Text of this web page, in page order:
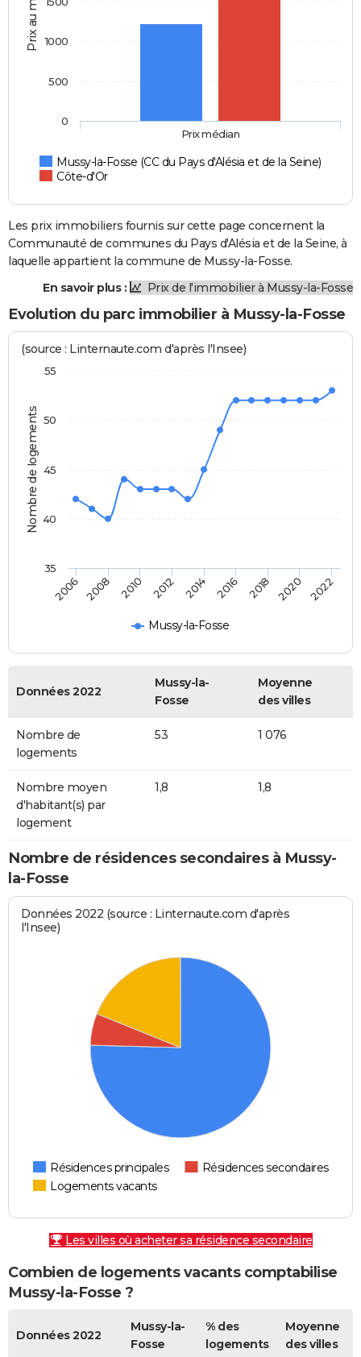
Prix au m2
Mussy-la-Fosse (CC du Pays d'Alésia et de la Seine)
Côte-d'Or
Prix médian
0
500
1000
Les prix immobiliers fournis sur cette page concernent la
Communauté de communes du Pays d'Alésia et de la Seine, à
laquelle appartient la commune de Mussy-la-Fosse.
En savoir plus :
Prix de l'immobilier à Mussy-la-Fosse
Evolution du parc immobilier à Mussy-la-Fosse
Nombre de logements
(source : Linternaute.com d'après l'Insee)
Mussy-la-Fosse
2006 2008 2010 2012 2014 2016 2018 2020 2022
35
40
45
50
55
Données 2022
Mussy-la-
Fosse
Moyenne
des villes
Nombre de
logements
53 1 076
Nombre moyen
d'habitant(s) par
logement
1,8 1,8
Nombre de résidences secondaires à Mussy-
la-Fosse
Données 2022 (source : Linternaute.com d'après
l'Insee)
Résidences principales
Résidences secondaires
Logements vacants
Les villes où acheter sa résidence secondaire
Combien de logements vacants comptabilise
Mussy-la-Fosse ?
Données 2022
Mussy-la-
Fosse
% des
logements
Moyenne
des villes